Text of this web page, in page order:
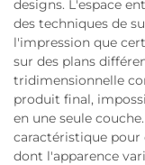
designs. L'espace
des techniques de
l'impression que
sur des plans
tridimensionnelle
produit final,
en une seule
caractéristique
dont l'apparence